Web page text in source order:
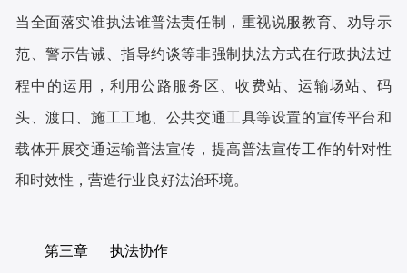
当全面落实谁执法谁普法责任制，重视说服教育、劝导示
范、警示告诫、指导约谈等非强制执法方式在行政执法过
程中的运用，利用公路服务区、收费站、运输场站、码
头、渡口、施工工地、公共交通工具等设置的宣传平台和
载体开展交通运输普法宣传，提高普法宣传工作的针对性
和时效性，营造行业良好法治环境。
第三章 执法协作